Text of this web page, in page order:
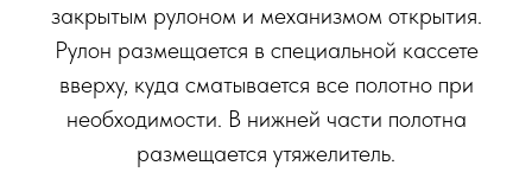
закрытым рулоном и механизмом открытия.
Рулон размещается в специальной кассете
вверху, куда сматывается все полотно при
необходимости. В нижней части полотна
размещается утяжелитель.